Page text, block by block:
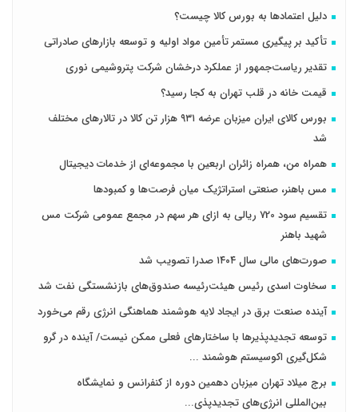
دلیل اعتمادها به بورس کالا چیست؟
تأکید بر پیگیری مستمر تأمین مواد اولیه و توسعه بازارهای صادراتی
تقدیر ریاست‌جمهور از عملکرد درخشان شرکت پتروشیمی نوری
قیمت خانه در قلب تهران به کجا رسید؟
بورس کالای ایران میزبان عرضه ۹۳۱ هزار تن کالا در تالارهای مختلف
شد
همراه من، همراه زائران اربعین با مجموعه‌ای از خدمات دیجیتال
مس باهنر، صنعتی استراتژیک میان فرصت‌ها و کمبودها
تقسیم سود 720 ریالی به ازای هر سهم در مجمع عمومی شرکت مس
شهید باهنر
صورت‌های مالی سال ۱۴۰۴ صدرا تصویب شد
سخاوت اسدی رئیس هیئت‌رئیسه صندوق‌های بازنشستگی نفت شد
آینده صنعت برق در ایجاد لایه هوشمند هماهنگی انرژی رقم می‌خورد
توسعه تجدیدپذیرها با ساختارهای فعلی ممکن نیست/ آینده در گرو
شکل‌گیری اکوسیستم هوشمند ...
برج میلاد تهران میزبان دهمین دوره از کنفرانس و نمایشگاه
بین‌المللی انرژی‌های تجدیدپذی...